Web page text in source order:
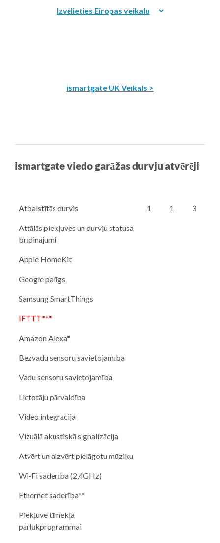
ismartgate UK Veikals >
ismartgate viedo garāžas durvju atvērēji
Atbalstītās durvis 1 1 3
Attālās piekļuves un durvju statusa
brīdinājumi
Apple HomeKit
Google palīgs
Samsung SmartThings
IFTTT***
Amazon Alexa*
Bezvadu sensoru savietojamība
Vadu sensoru savietojamība
Lietotāju pārvaldība
Video integrācija
Vizuālā akustiskā signalizācija
Atvērt un aizvērt pielāgotu mūziku
Wi-Fi saderība (2,4GHz)
Ethernet saderība**
Piekļuve tīmekļa
pārlūkprogrammai